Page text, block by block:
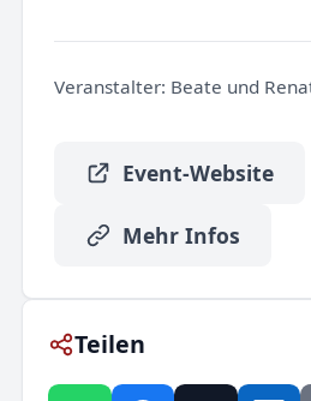
Veranstalter: Beate und
Event-Website
Mehr Infos
Teilen